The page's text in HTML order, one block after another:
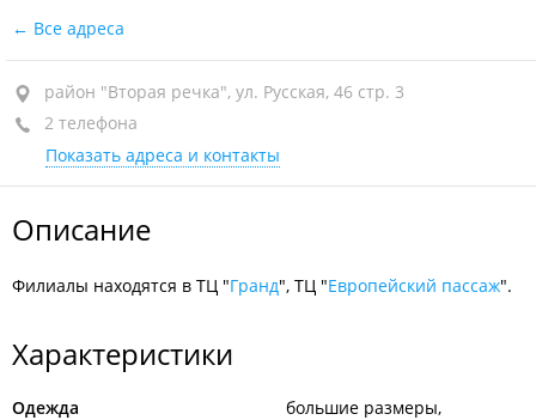
Все адреса
район "Вторая речка", ул. Русская, 46 стр. 3
2 телефона
Показать адреса и контакты
Описание
Филиалы находятся в ТЦ "Гранд", ТЦ "Европейский пассаж".
Характеристики
Одежда
большие размеры